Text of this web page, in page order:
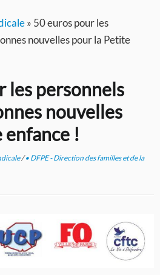
» 50 euros pour les
nouvelles pour la Petite
les personnels
nouvelles
!
/• DFPE - Direction des familles et de la